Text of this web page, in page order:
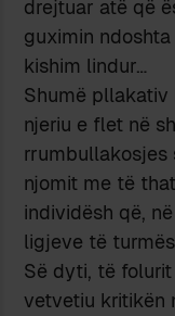
drejtuar atë që
guximin
kishim lindur…
Shumë pllakativ
njeriu e flet në
rrumbullakosjes
njomit me të
individësh që,
ligjeve të
Së dyti, të
vetvetiu kritikën